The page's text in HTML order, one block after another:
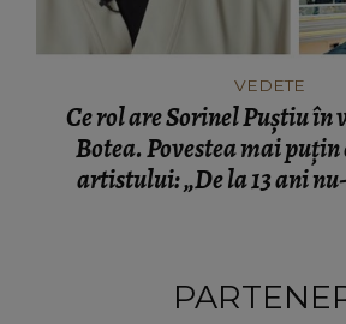
Ce rol are Sorinel Puștiu
Botea. Povestea mai puțin
artistului: „De la 13 ani